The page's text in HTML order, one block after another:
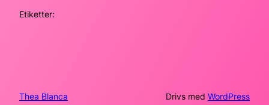
Etiketter:
Thea Blanca Drivs med WordPress